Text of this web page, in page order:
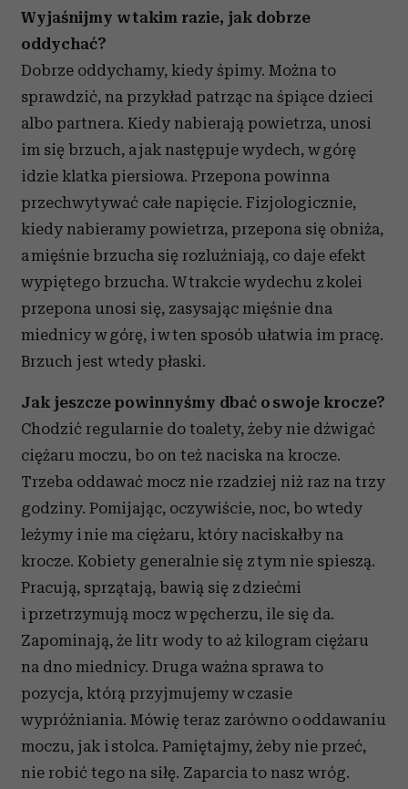
Wyjaśnijmy w takim razie, jak dobrze
oddychać?
Dobrze oddychamy, kiedy śpimy. Można to
sprawdzić, na przykład patrząc na śpiące dzieci
albo partnera. Kiedy nabierają powietrza, unosi
im się brzuch, a jak następuje wydech, w górę
idzie klatka piersiowa. Przepona powinna
przechwytywać całe napięcie. Fizjologicznie,
kiedy nabieramy powietrza, przepona się obniża,
a mięśnie brzucha się rozluźniają, co daje efekt
wypiętego brzucha. W trakcie wydechu z kolei
przepona unosi się, zasysając mięśnie dna
miednicy w górę, i w ten sposób ułatwia im pracę.
Brzuch jest wtedy płaski.
Jak jeszcze powinnyśmy dbać o swoje krocze?
Chodzić regularnie do toalety, żeby nie dźwigać
ciężaru moczu, bo on też naciska na krocze.
Trzeba oddawać mocz nie rzadziej niż raz na trzy
godziny. Pomijając, oczywiście, noc, bo wtedy
leżymy i nie ma ciężaru, który naciskałby na
krocze. Kobiety generalnie się z tym nie spieszą.
Pracują, sprzątają, bawią się z dziećmi
i przetrzymują mocz w pęcherzu, ile się da.
Zapominają, że litr wody to aż kilogram ciężaru
na dno miednicy. Druga ważna sprawa to
pozycja, którą przyjmujemy w czasie
wypróżniania. Mówię teraz zarówno o oddawaniu
moczu, jak i stolca. Pamiętajmy, żeby nie przeć,
nie robić tego na siłę. Zaparcia to nasz wróg.